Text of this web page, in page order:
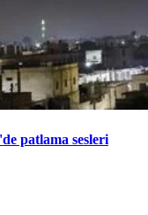
patlama sesleri